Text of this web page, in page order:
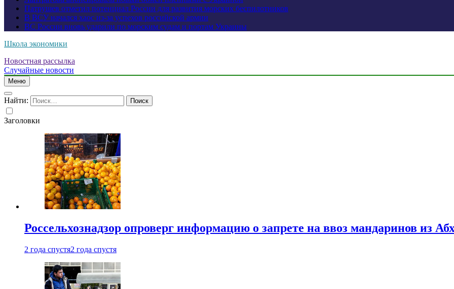
Патрушев отметил потенциал России для развития морских беспилотников
В ВСУ начался хаос из-за успехов российской армии
ВС России вновь ударили по морским судам и портам Украины
Школа экономики
Новостная рассылка
Случайные новости
Меню
Найти:
Заголовки
Россельхознадзор опроверг информацию о запрете на ввоз мандаринов из
2 года спустя2 года спустя